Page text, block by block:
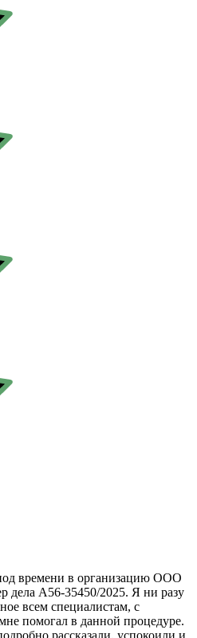
времени в организацию ООО
A56-35450/2025. Я ни разу
всем специалистам, с
помогал в данной процедуре.